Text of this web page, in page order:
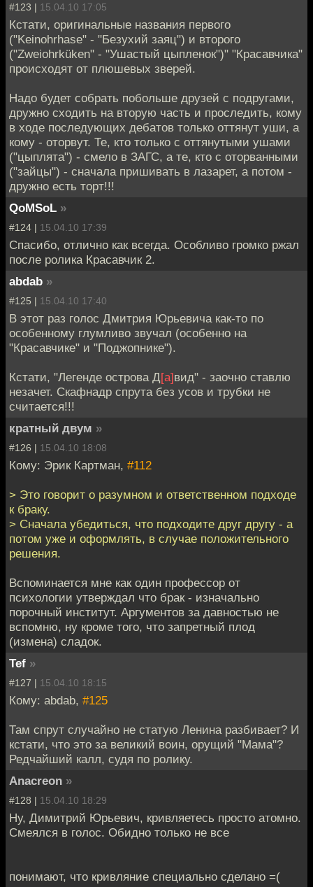
#123 | 15.04.10 17:05
Кстати, оригинальные названия первого
("Keinohrhase" - "Безухий заяц") и второго
("Zweiohrküken" - "Ушастый цыпленок")" "Красавчика"
происходят от плюшевых зверей.
Надо будет собрать побольше друзей с подругами,
дружно сходить на вторую часть и проследить, кому
в ходе последующих дебатов только оттянут уши, а
кому - оторвут. Те, кто только с оттянутыми ушами
("цыплята") - смело в ЗАГС, а те, кто с оторванными
("зайцы") - сначала пришивать в лазарет, а потом -
дружно есть торт!!!
QoMSoL »
#124 | 15.04.10 17:39
Спасибо, отлично как всегда. Особливо громко ржал
после ролика Красавчик 2.
abdab »
#125 | 15.04.10 17:40
В этот раз голос Дмитрия Юрьевича как-то по
особенному глумливо звучал (особенно на
"Красавчике" и "Поджопнике").
Кстати, "Легенде острова Д[а]вид" - заочно ставлю
незачет. Скафнадр спрута без усов и трубки не
считается!!!
кратный двум »
#126 | 15.04.10 18:08
Кому: Эрик Картман, #112
> Это говорит о разумном и ответственном подходе
к браку.
> Сначала убедиться, что подходите друг другу - а
потом уже и оформлять, в случае положительного
решения.
Вспоминается мне как один профессор от
психологии утверждал что брак - изначально
порочный институт. Аргументов за давностью не
вспомню, ну кроме того, что запретный плод
(измена) сладок.
Tef »
#127 | 15.04.10 18:15
Кому: abdab, #125
Там спрут случайно не статую Ленина разбивает? И
кстати, что это за великий воин, орущий "Мама"?
Редчайший калл, судя по ролику.
Anacreon »
#128 | 15.04.10 18:29
Ну, Димитрий Юрьевич, кривляетесь просто атомно.
Смеялся в голос. Обидно только не все
понимают, что кривляние специально сделано =(